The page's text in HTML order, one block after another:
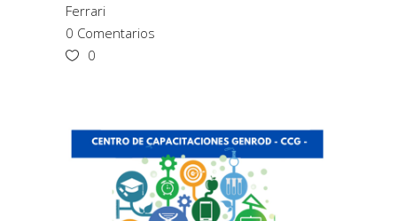
Ferrari
0 Comentarios
0